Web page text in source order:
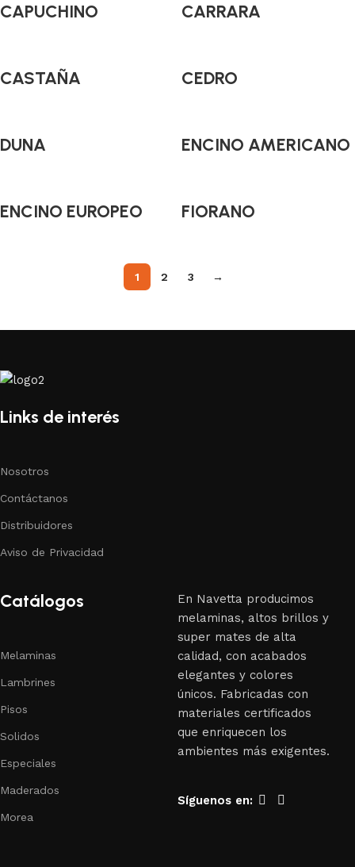
CAPUCHINO CARRARA
CASTAÑA CEDRO
DUNA ENCINO AMERICANO
ENCINO EUROPEO FIORANO
1 2 3 →
Links de interés
Nosotros
Contáctanos
Distribuidores
Aviso de Privacidad
Catálogos
Melaminas
Lambrines
Pisos
Solidos
Especiales
Maderados
Morea
En Navetta producimos
melaminas, altos brillos y
super mates de alta
calidad, con acabados
elegantes y colores
únicos. Fabricadas con
materiales certificados
que enriquecen los
ambientes más exigentes.
Síguenos en: